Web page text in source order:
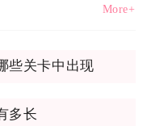
More+
些关卡中出现
多长